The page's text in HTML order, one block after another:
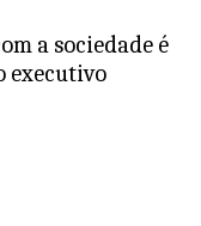
a sociedade é
executivo